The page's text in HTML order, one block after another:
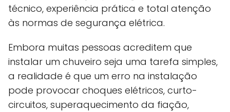
técnico, experiência prática e total atenção
às normas de segurança elétrica.
Embora muitas pessoas acreditem que
instalar um chuveiro seja uma tarefa simples,
a realidade é que um erro na instalação
pode provocar choques elétricos, curto-
circuitos, superaquecimento da fiação,